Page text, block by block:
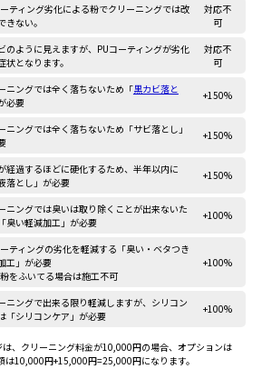
ティング劣化による粉でクリーニングでは改
きない。
対応不
可
のように見えますが、PUコーティングが劣化
状となります。
対応不
可
ニングでは全く落ちないため「黒カビ落と
必要
+150%
ニングでは全く落ちないため「サビ落とし」
+150%
経過するほどに硬化するため、半年以内に
落とし」が必要
+150%
ニングでは臭いは取り除くことが出来ないた
臭い軽減加工」が必要
+100%
ティングの劣化を軽減する「臭い・ベタつき
工」が必要
をふいてる場合は施工不可
+100%
ニングで出来る限り軽減しますが、シリコン
「シリコンケア」が必要
+100%
、クリーニング料金が10,000円の場合、オプションは
10,000円+15,000円=25,000円になります。